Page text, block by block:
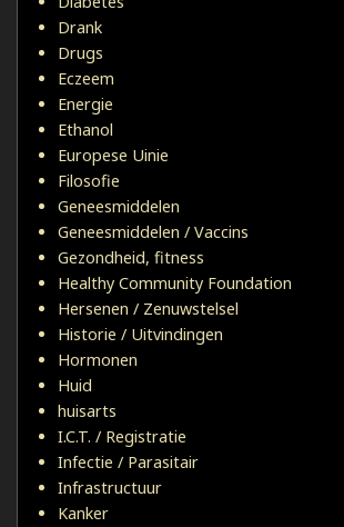
Drank
Drugs
Eczeem
Energie
Ethanol
Europese Uinie
Filosofie
Geneesmiddelen
Geneesmiddelen / Vaccins
Gezondheid, fitness
Healthy Community Foundation
Hersenen / Zenuwstelsel
Historie / Uitvindingen
Hormonen
Huid
huisarts
I.C.T. / Registratie
Infectie / Parasitair
Infrastructuur
Kanker